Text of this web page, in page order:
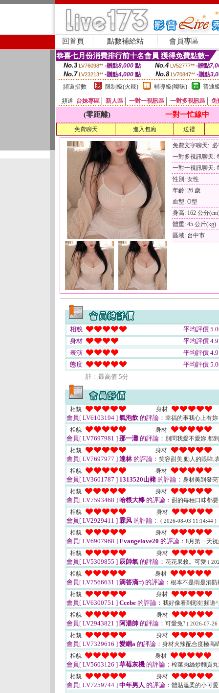
回首頁 點數補給站 會員專區
恭喜七月份消費排行前十名會員 獲得免費點數~
No.3 LV76098** -贈點8,000點 No.4 LV52777** -贈點
No.7 LV23213** -贈點4,000 點 No.8 LV70847** -贈點
頻道指數
限制級(火辣) 輔導級(曖昧) 普通
頻道 台妹專區 新人區 一對一視訊區 一對多視訊區 免
(零距離) 一對一忙線中
免費聊天 進入包廂 送禮
免費文字聊天:
一對多視訊聊天:
一對一視訊聊天:
性別: 女性
年齡: 26 歲
血型: O型
身高: 162 公分
體重: 45 公斤(kg)
區域: 台中市
相貌
平均評價
身材
平均評價
表演
平均評價
態度
平均評價
註﹕最高值 5分
相貌 身材
會員[ LV6103194 ] 氣泡飲 的評論： 幸福的事我心上有
相貌
身材
會員[ LV7697981 ] 那一灘 的評論： 別問我愛不愛妳,都
相貌
身材
會員[ LV7697977 ] 達林的評論： 笑容甜美,動人的眼眸,
相貌
身材
會員[ LV3601787 ] 1313520山豬 的評論： 身材美到發
相貌
身材
會員[ LV7593468 ] 哈根大棒 的評論： 甜的每種口味都
相貌
身材
會員[ LV2929411 ] 霖风 的評論： ( 2026-08-03 11:14:44 )
相貌 身材
會員[ LV6907968 ] Evangelove20 的評論： 8月第一天
相貌
身材
會員[ LV5309855 ] 辰帥氣 的評論： 花花果賴。可愛 (
相貌 身材
會員[ LV7566631 ] 滴答滴=) 的評論： 根本不是雨是消
相貌
身材
會員[ LV6300751 ] Ccebe 的評論： 我好像看到彩虹頻道
相貌
身材
會員[ LV2943821 ] 阿湯帥 的評論： 可愛兔? ( 2026-07-26
相貌 身材
會員[ LV7329616 ] 愛睏a 的評論： 身材火辣配合度極高
相貌
身材
會員[ LV5603126 ] 草莓灰機 的評論： 榨菜肉絲炒麵貢
相貌
身材
會員[ LV7259744 ] 中年男人 的評論： 體貼溫柔的小可